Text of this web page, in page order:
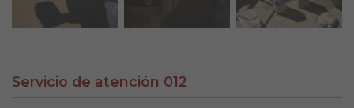
Servicio de atención 012